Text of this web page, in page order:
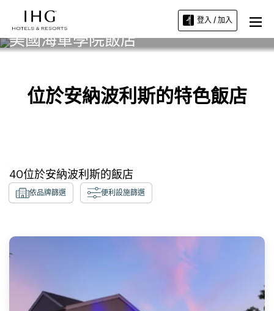
登入 / 加入
美國海軍學院飯店
位於安納波利斯的特色飯店
40位於安納波利斯的飯店
依品牌篩選 便利設施篩選